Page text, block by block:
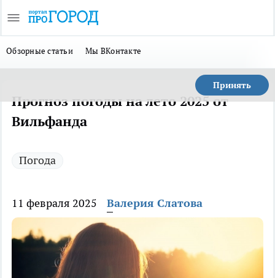
Обзорные статьи Мы ВКонтакте
Принять
Прогноз погоды на лето 2025 от
Вильфанда
Погода
11 февраля 2025 Валерия Слатова